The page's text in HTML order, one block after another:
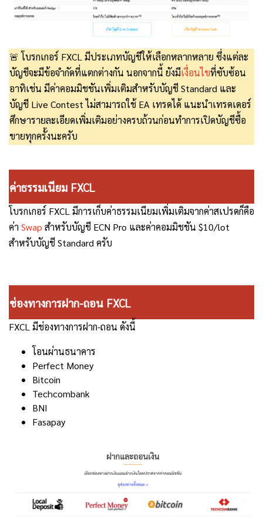
🚨 โบรกเกอร์ FXCL มีประเภทบัญชีให้เลือกหลากหลาย ซึ่งแต่ละ
บัญชีจะมีข้อจำกัดที่แตกต่างกัน นอกจากนี้ ยังมีเงื่อนไขที่ซับซ้อน
อาทิเช่น มีค่าคอมมิชชันเพิ่มเติมสำหรับบัญชี Standard และ
บัญชี Live Contest ไม่สามารถใช้ EA เทรดได้ แนะนำเทรดเดอร์
ศึกษารายละเอียดเพิ่มเติมอย่างครบถ้วนก่อนทำการเปิดบัญชีซื้อ
ขายทุกครั้งนะครับ
ค่าธรรมเนียม FXCL
โบรกเกอร์ FXCL มีการเก็บค่าธรรมเนียมเพิ่มเติมจากค่าสเปรดก็คือ
ค่า Swap สำหรับบัญชี ECN Pro และค่าคอมมิชชัน $10/lot
สำหรับบัญชี Standard ครับ
ช่องทางการฝาก-ถอน FXCL
FXCL มีช่องทางการฝาก-ถอน ดังนี้
โอนผ่านธนาคาร
Perfect Money
Bitcoin
Techcombank
BNI
Fasapay